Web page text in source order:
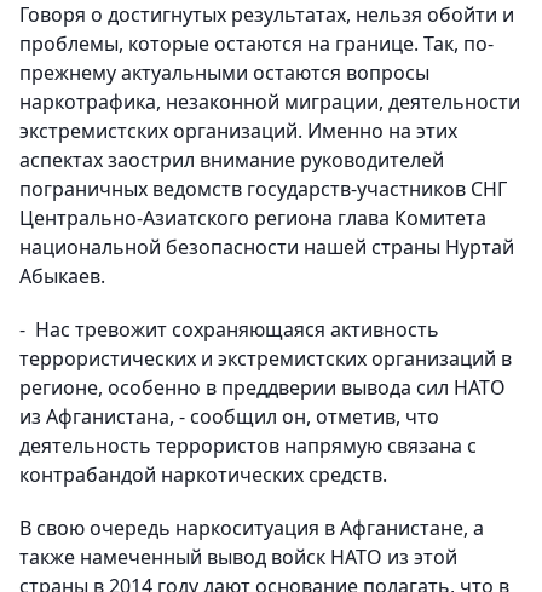
Говоря о достигнутых результатах, нельзя обойти и
проблемы, которые остаются на границе. Так, по-
прежнему актуальными остаются вопросы
наркотрафика, незаконной миграции, деятельности
экстремистских организаций. Именно на этих
аспектах заострил внимание руководителей
пограничных ведомств государств-участников СНГ
Центрально-Азиатского региона глава Комитета
национальной безопасности нашей страны Нуртай
Абыкаев.
- Нас тревожит сохраняющаяся активность
террористических и экстремистских организаций в
регионе, особенно в преддверии вывода сил НАТО
из Афганистана, - сообщил он, отметив, что
деятельность террористов напрямую связана с
контрабандой наркотических средств.
В свою очередь наркоситуация в Афганистане, а
также намеченный вывод войск НАТО из этой
страны в 2014 году дают основание полагать, что в